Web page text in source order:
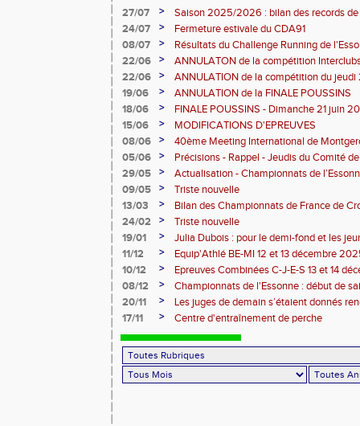
27/07 >
Saison 2025/2026 : bilan des records de
24/07
>
Fermeture estivale du CDA91
08/07
>
Résultats du Challenge Running de
12 07 2026)
22/06 >
ANNULATON de la compétition
juin
22/06 >
ANNULATION de la compétition du jeudi
19/06
>
ANNULATION de la FINALE POUSSINS
18/06
>
FINALE POUSSINS - Dimanche 21 juin
15/06
>
MODIFICATIONS D'EPREUVES
08/06
>
40ème Meeting International de
05/06
>
Précisions - Rappel - Jeudis du Comité
29/05
>
Actualisation - Championnats de
Montgeron
09/05 >
Triste nouvelle
13/03
>
Bilan des Championnats de France de
24/02
>
Triste nouvelle
19/01
>
Julia Dubois : pour le demi-fond et les
11/12
>
Equip'Athlé BE-MI 12 et 13 décembre
10/12
>
Epreuves Combinées C-J-E-S 13 et 14
08/12
>
Championnats de l'Essonne : début de
roues
20/11 >
Les juges de demain s’étaient donnés
17/11
> Centre d'entraînement de perche